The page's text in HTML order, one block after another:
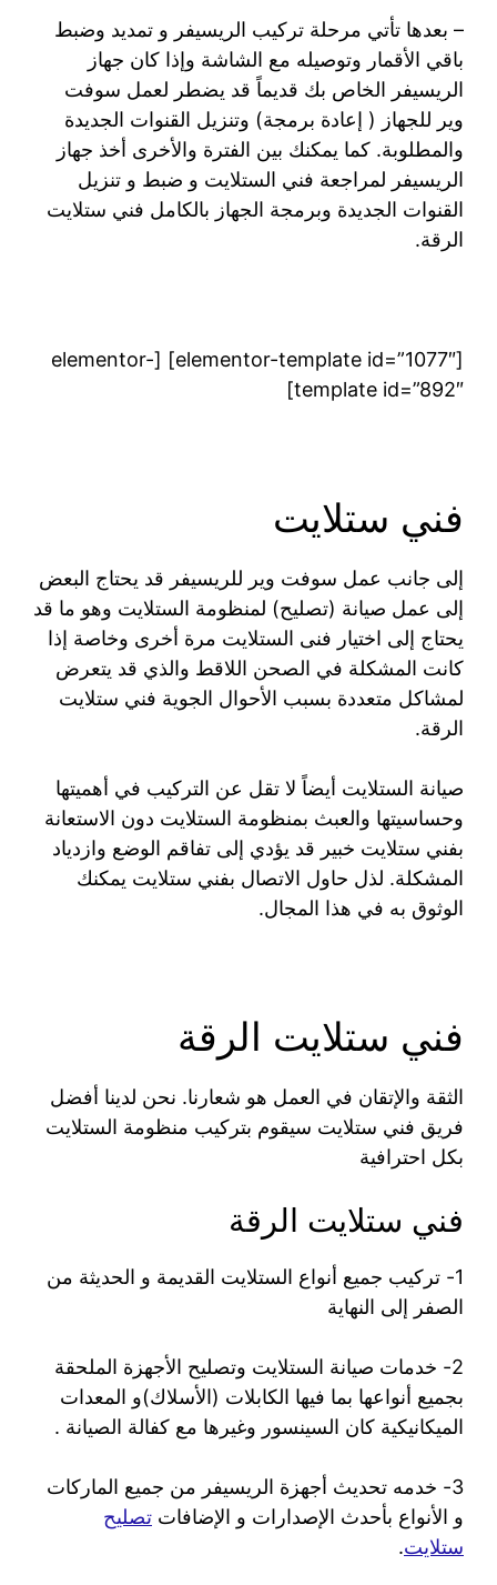
– بعدها تأتي مرحلة تركيب الريسيفر و تمديد وضبط
باقي الأقمار وتوصيله مع الشاشة وإذا كان جهاز
الريسيفر الخاص بك قديماً قد يضطر لعمل سوفت
وير للجهاز ( إعادة برمجة) وتنزيل القنوات الجديدة
والمطلوبة. كما يمكنك بين الفترة والأخرى أخذ جهاز
الريسيفر لمراجعة فني الستلايت و ضبط و تنزيل
القنوات الجديدة وبرمجة الجهاز بالكامل فني ستلايت
الرقة.
[elementor-template id=”1077″] [elementor-
template id=”892″]
فني ستلايت
إلى جانب عمل سوفت وير للريسيفر قد يحتاج البعض
إلى عمل صيانة (تصليح) لمنظومة الستلايت وهو ما قد
يحتاج إلى اختيار فنى الستلايت مرة أخرى وخاصة إذا
كانت المشكلة في الصحن اللاقط والذي قد يتعرض
لمشاكل متعددة بسبب الأحوال الجوية فني ستلايت
الرقة.
صيانة الستلايت أيضاً لا تقل عن التركيب في أهميتها
وحساسيتها والعبث بمنظومة الستلايت دون الاستعانة
بفني ستلايت خبير قد يؤدي إلى تفاقم الوضع وازدياد
المشكلة. لذل حاول الاتصال بفني ستلايت يمكنك
الوثوق به في هذا المجال.
فني ستلايت الرقة
الثقة والإتقان في العمل هو شعارنا. نحن لدينا أفضل
فريق فني ستلايت سيقوم بتركيب منظومة الستلايت
بكل احترافية
فني ستلايت الرقة
1- تركيب جميع أنواع الستلايت القديمة و الحديثة من
الصفر إلى النهاية
2- خدمات صيانة الستلايت وتصليح الأجهزة الملحقة
بجميع أنواعها بما فيها الكابلات (الأسلاك)و المعدات
الميكانيكية كان السينسور وغيرها مع كفالة الصيانة .
3- خدمه تحديث أجهزة الريسيفر من جميع الماركات
و الأنواع بأحدث الإصدارات و الإضافات تصليح
ستلايت.